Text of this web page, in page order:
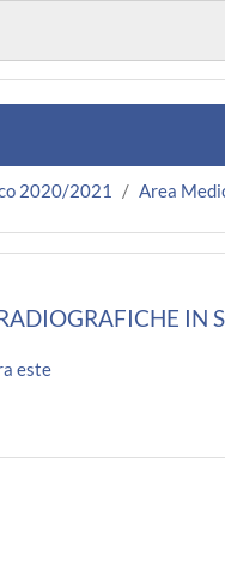
2020/2021 Area
IN
este